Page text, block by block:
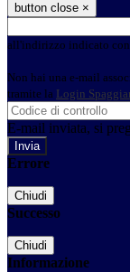
button close ×
all'indirizzo indicato
Non hai una e-mail
tramite la Login
E-mail inviata, si
Errore
Chiudi
Successo
Chiudi
Informazione